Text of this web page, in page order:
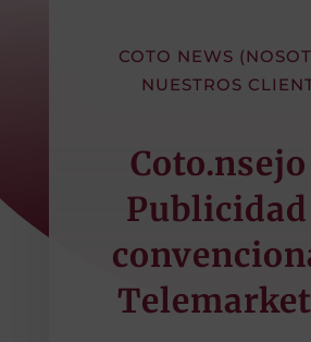
COTO NEWS
NUESTROS
Coto.nsejo